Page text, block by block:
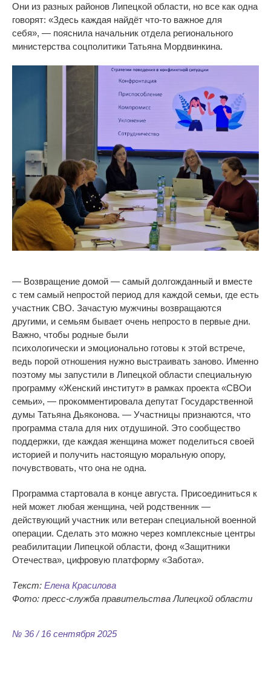
Они из разных районов Липецкой области, но все как одна
говорят: «Здесь каждая найдёт что-то важное для
себя», — пояснила начальник отдела регионального
министерства соцполитики Татьяна Мордвинкина.
— Возвращение домой — самый долгожданный и вместе
с тем самый непростой период для каждой семьи, где есть
участник СВО. Зачастую мужчины возвращаются
другими, и семьям бывает очень непросто в первые дни.
Важно, чтобы родные были
психологически и эмоционально готовы к этой встрече,
ведь порой отношения нужно выстраивать заново. Именно
поэтому мы запустили в Липецкой области специальную
программу «Женский институт» в рамках проекта «СВОи
семьи», — прокомментировала депутат Государственной
думы Татьяна Дьяконова. — Участницы признаются, что
программа стала для них отдушиной. Это сообщество
поддержки, где каждая женщина может поделиться своей
историей и получить настоящую моральную опору,
почувствовать, что она не одна.
Программа стартовала в конце августа. Присоединиться к
ней может любая женщина, чей родственник —
действующий участник или ветеран специальной военной
операции. Сделать это можно через комплексные центры
реабилитации Липецкой области, фонд «Защитники
Отечества», цифровую платформу «Забота».
Текст: Елена Красилова
Фото: пресс-служба правительства Липецкой области
№ 36 / 16 сентября 2025